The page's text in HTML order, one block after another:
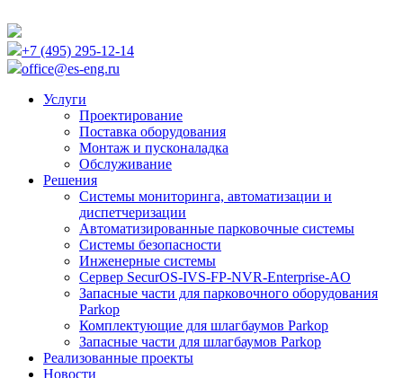
+7 (495) 295-12-14
office@es-eng.ru
Услуги
Проектирование
Поставка оборудования
Монтаж и пусконаладка
Обслуживание
Решения
Системы мониторинга, автоматизации и
диспетчеризации
Автоматизированные парковочные системы
Cистемы безопасности
Инженерные системы
Сервер SecurOS-IVS-FP-NVR-Enterprise-AO
Запасные части для парковочного оборудования
Parkop
Комплектующие для шлагбаумов Parkop
Запасные части для шлагбаумов Parkop
Реализованные проекты
Новости